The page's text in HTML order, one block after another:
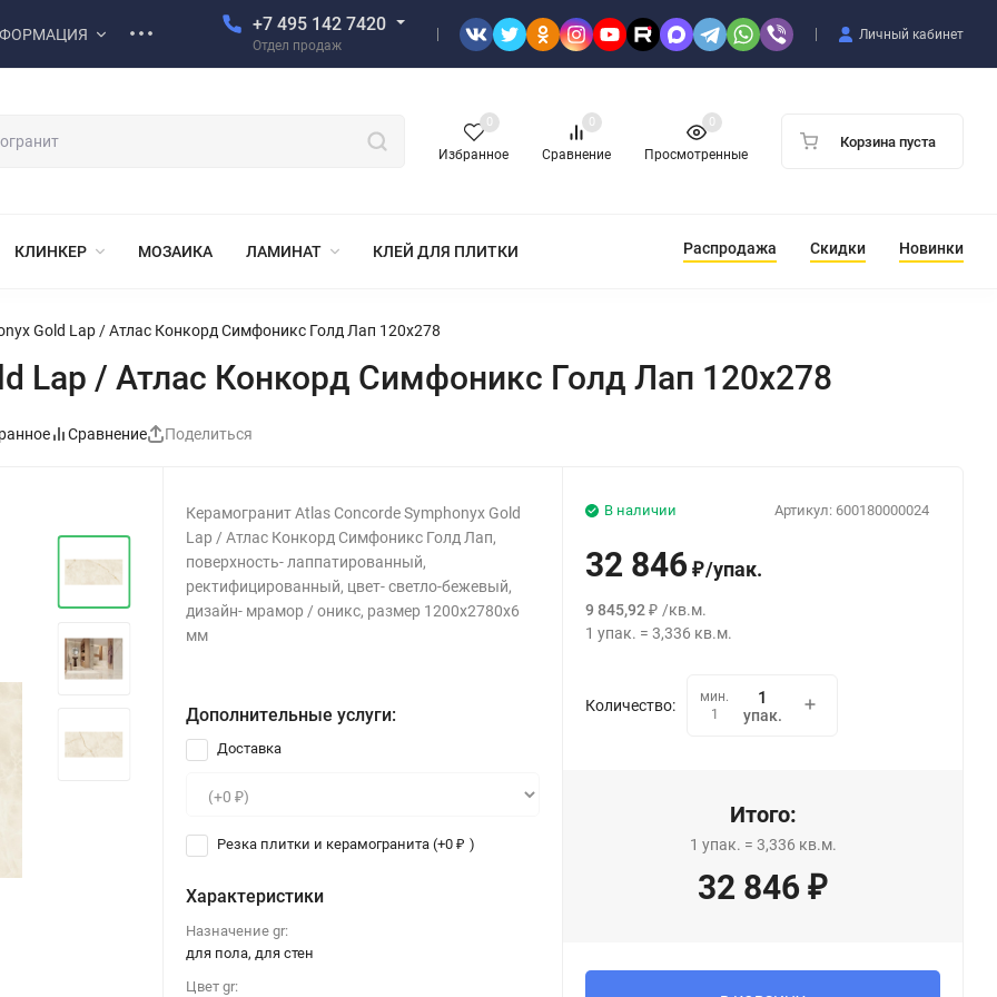
+7 495 142 7420
Отдел продаж
Личный кабинет
Избранное
0
Сравнение
0
Просмотренные
0
Корзина пуста
КЛИНКЕР МОЗАИКА ЛАМИНАТ КЛЕЙ ДЛЯ ПЛИТКИ Распродажа Скидки Новинки
Gold Lap / Атлас Конкорд Симфоникс Голд Лап 120x278
Lap / Атлас Конкорд Симфоникс Голд Лап 120x278
Сравнение Поделиться
Керамогранит Atlas Concorde Symphonyx Gold
Lap / Атлас Конкорд Симфоникс Голд Лап,
поверхность- лаппатированный,
ректифицированный, цвет- светло-бежевый,
дизайн- мрамор / оникс, размер 1200x2780x6
мм
Дополнительные услуги:
Доставка
Резка плитки и керамогранита (+0₽ )
Характеристики
Назначение gr:
для пола, для стен
Цвет gr:
Артикул: 600180000024
В наличии
32 846 ₽/упак.
9 845,92 ₽ /кв.м.
1 упак. =3,336 кв.м.
Количество:
мин.
1
упак.
Итого:
1 упак. = 3,336 кв.м.
32 846 ₽